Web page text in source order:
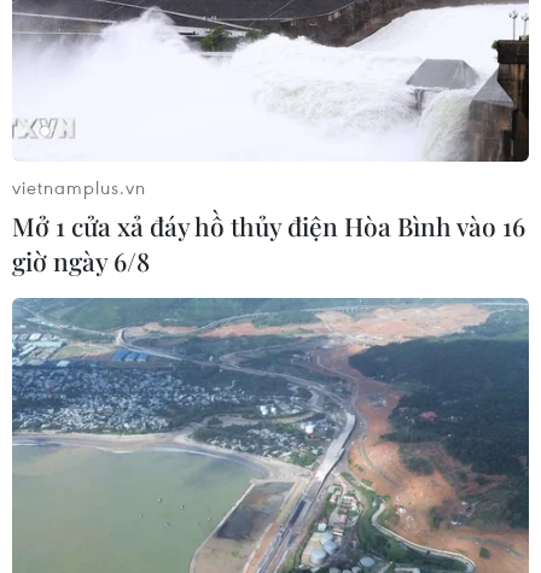
Thượng nghị sỹ Mỹ đưa ra dự luật áp đặt
lệnh trừng phạt với Trung Quốc
08/12/2016 00:54
Thượng nghị sỹ Mỹ Marco Rubio mới đây đã đưa ra
một dự luật đề xuất áp đặt các lệnh trừng phạt đối với
Trung Quốc liên quan đến những hoạt động tranh chấp
lãnh hải ở Biển Hoa Đông và Biển Đông.
vietnamplus.vn
Mở 1 cửa xả đáy hồ thủy điện Hòa Bình vào 16
giờ ngày 6/8